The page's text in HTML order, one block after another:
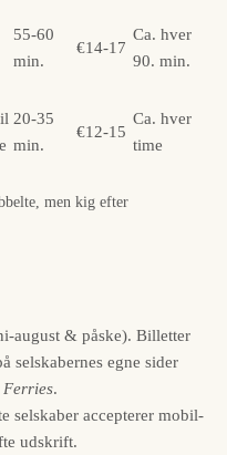
55-60
min.
€14-17
Ca. hver
90. min.
20-35
min.
€12-15
Ca. hver
time
men kig efter
august & påske). Billetter
selskabernes egne sider
.
selskaber accepterer mobil-
udskrift.